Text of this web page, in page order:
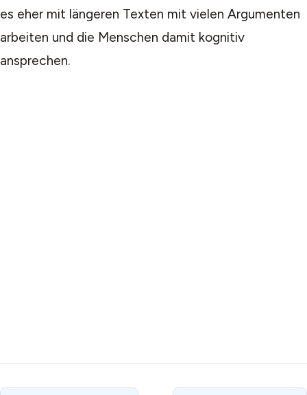
es eher mit längeren Texten mit vielen Argumenten
arbeiten und die Menschen damit kognitiv
ansprechen.